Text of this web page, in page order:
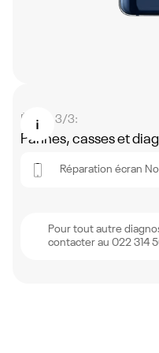
Étape 3/3:
Pannes, casses et
Réparation écran
Pour tout autre
contacter au 022 314